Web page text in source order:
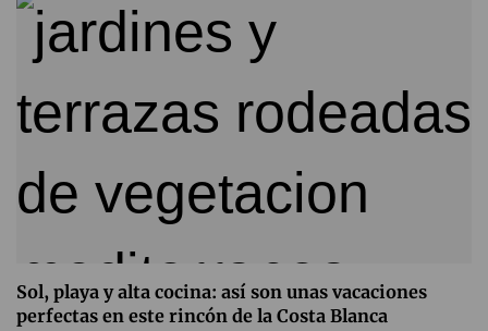
Sol, playa y alta cocina: así son unas vacaciones
perfectas en este rincón de la Costa Blanca